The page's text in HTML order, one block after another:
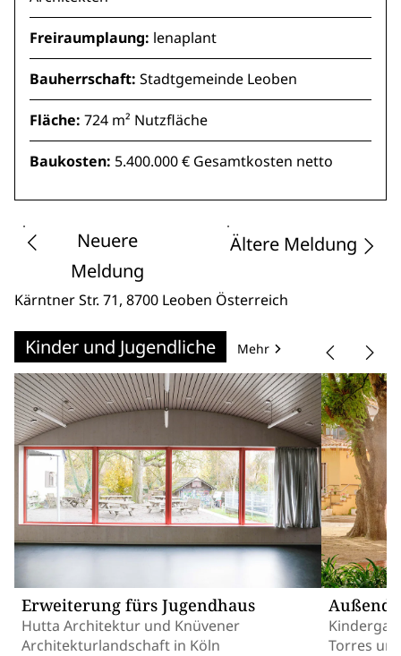
Freiraumplaung: lenaplant
Bauherrschaft: Stadtgemeinde Leoben
Fläche: 724 m² Nutzfläche
Baukosten: 5.400.000 € Gesamtkosten netto
Neuere
Meldung
Ältere Meldung
Kärntner Str. 71, 8700 Leoben Österreich
Kinder und Jugendliche Mehr
Erweiterung fürs Jugendhaus
Hutta Architektur und Knüvener
Architekturlandschaft in Köln
Torres